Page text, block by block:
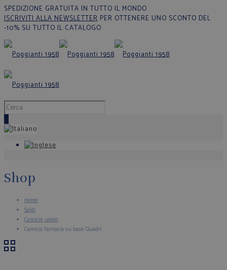
SPEDIZIONE GRATUITA IN TUTTO IL MONDO
ISCRIVITI ALLA NEWSLETTER PER OTTENERE UNO SCONTO DEL
-10% SU TUTTO IL CATALOGO
0
Shop
Home
Saldi
Camicie uomo
Camicia Fantasia su base Quadri